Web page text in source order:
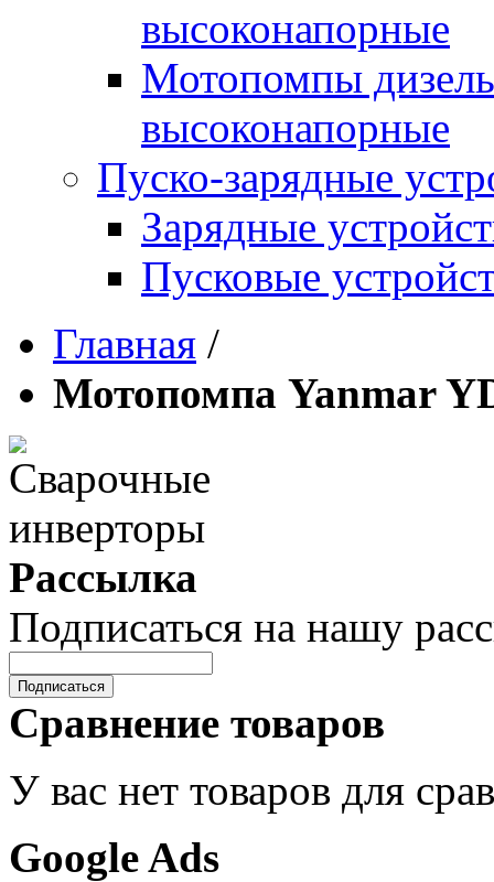
высоконапорные
Мотопомпы
высоконапорные
Пуско-зарядные
Зарядные
Пусковые
Главная /
Мотопомпа Yanmar
Рассылка
Подписаться на нашу
Подписаться
Сравнение товаров
У вас нет товаров для
Google Ads